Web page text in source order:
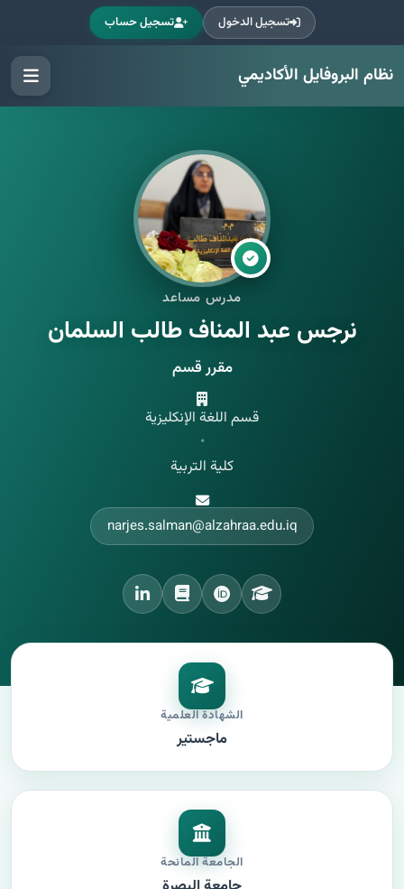
تسجيل الدخول تسجيل حساب
نظام البروفايل الأكاديمي
مدرس مساعد
نرجس عبد المناف طالب السلمان
مقرر قسم
قسم اللغة الإنكليزية
•
كلية التربية
narjes.salman@alzahraa.edu.iq
الشهادة العلمية
ماجستير
الجامعة المانحة